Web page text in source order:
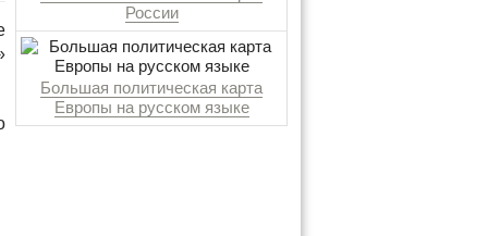
России
Большая политическая карта
Европы на русском языке